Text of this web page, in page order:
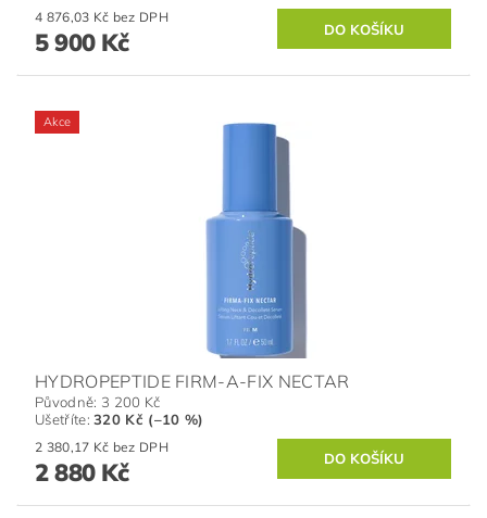
4 876,03 Kč bez DPH
5 900 Kč
Akce
HYDROPEPTIDE FIRM-A-FIX NECTAR
Původně: 3 200 Kč
Ušetříte:320 Kč (–10 %)
2 380,17 Kč bez DPH
2 880 Kč